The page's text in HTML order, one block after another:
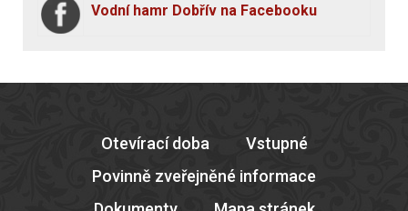
Vodní hamr Dobřív na Facebooku
Otevírací doba
Vstupné
Povinně zveřejněné informace